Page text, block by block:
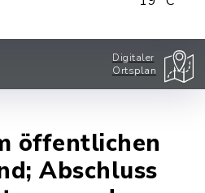
Digitaler
Ortsplan
öffentlichen
Abschluss